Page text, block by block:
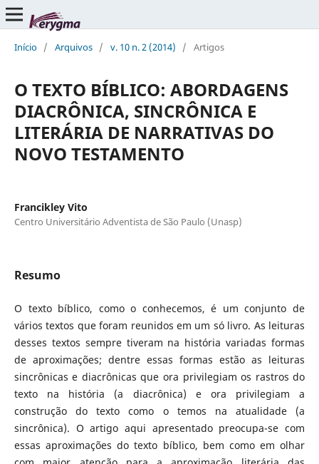
Início / Arquivos / v. 10 n. 2 (2014) / Artigos
O TEXTO BÍBLICO: ABORDAGENS
DIACRÔNICA, SINCRÔNICA E
LITERÁRIA DE NARRATIVAS DO
NOVO TESTAMENTO
Francikley Vito
Centro Universitário Adventista de São Paulo (Unasp)
Resumo
O texto bíblico, como o conhecemos, é um conjunto de
vários textos que foram reunidos em um só livro. As leituras
desses textos sempre tiveram na história variadas formas
de aproximações; dentre essas formas estão as leituras
sincrônicas e diacrônicas que ora privilegiam os rastros do
texto na história (a diacrônica) e ora privilegiam a
construção do texto como o temos na atualidade (a
sincrônica). O artigo aqui apresentado preocupa-se com
essas aproximações do texto bíblico, bem como em olhar